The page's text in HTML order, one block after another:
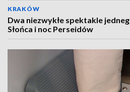
KRAKÓW
Dwa niezwykłe spektakle
Słońca i noc Perseidów